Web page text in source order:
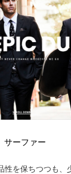
サーファー
性を保ちつつも、